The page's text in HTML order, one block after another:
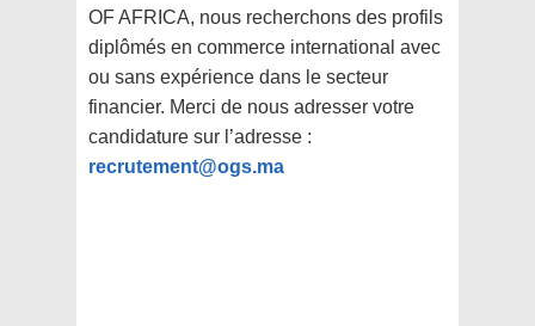
OF AFRICA, nous recherchons des profils
diplômés en commerce international avec
ou sans expérience dans le secteur
financier. Merci de nous adresser votre
candidature sur l’adresse :
recrutement@ogs.ma